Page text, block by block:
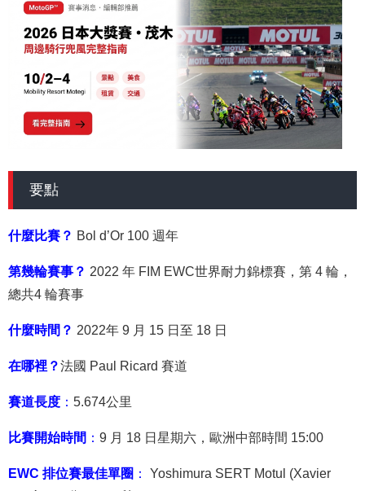
要點
什麼比賽？ Bol d’Or 100 週年
第幾輪賽事？ 2022 年 FIM EWC世界耐力錦標賽，第 4 輪，
總共4 輪賽事
什麼時間？ 2022年 9 月 15 日至 18 日
在哪裡？法國 Paul Ricard 賽道
賽道長度 ： 5.674公里
比賽開始時間 ： 9 月 18 日星期六，歐洲中部時間 15:00
EWC 排位賽最佳單圈 ： Yoshimura SERT Motul (Xavier